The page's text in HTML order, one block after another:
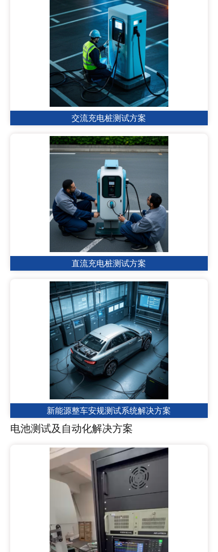
交流充电桩测试方案
直流充电桩测试方案
新能源整车安规测试系统解决方案
电池测试及自动化解决方案